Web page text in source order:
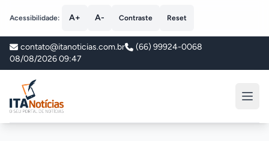
Acessibilidade: A+ A- Contraste Reset
contato@itanoticias.com.br
(66) 99924-0068
08/08/2026 09:47
ITA Notícias